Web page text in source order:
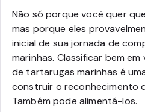
Não só porque você quer
mas porque eles
inicial de sua jornada de
marinhas. Classificar bem em
de tartarugas marinhas é
construir o reconhecimento
Também pode alimentá-los.